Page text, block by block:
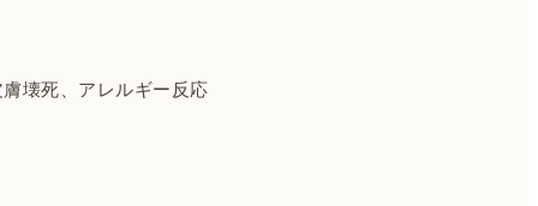
壊死、アレルギー反応